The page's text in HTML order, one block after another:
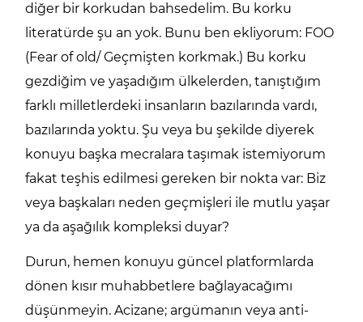
diğer bir korkudan bahsedelim. Bu korku
literatürde şu an yok. Bunu ben ekliyorum: FOO
(Fear of old/ Geçmişten korkmak.) Bu korku
gezdiğim ve yaşadığım ülkelerden, tanıştığım
farklı milletlerdeki insanların bazılarında vardı,
bazılarında yoktu. Şu veya bu şekilde diyerek
konuyu başka mecralara taşımak istemiyorum
fakat teşhis edilmesi gereken bir nokta var: Biz
veya başkaları neden geçmişleri ile mutlu yaşar
ya da aşağılık kompleksi duyar?
Durun, hemen konuyu güncel platformlarda
dönen kısır muhabbetlere bağlayacağımı
düşünmeyin. Acizane; argümanın veya anti-